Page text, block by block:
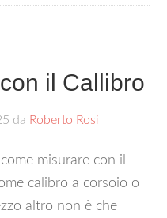
il Callibro
da Roberto Rosi
misurare con il
calibro a corsoio o
altro non è che